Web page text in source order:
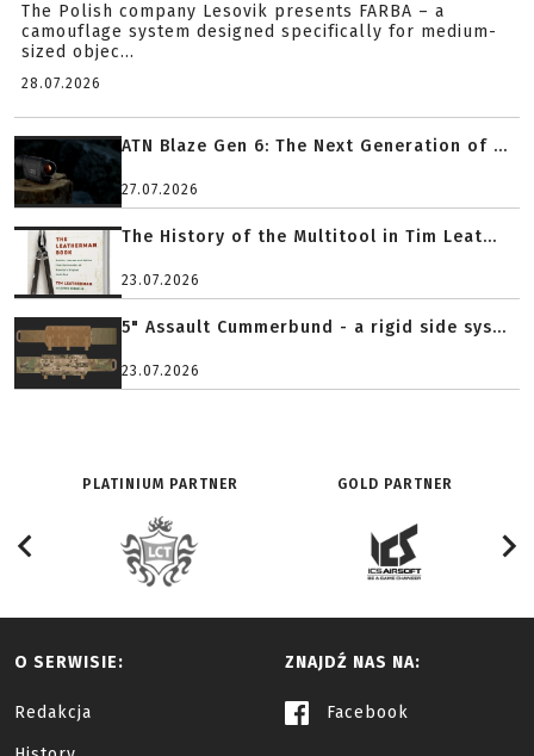
The Polish company Lesovik presents FARBA – a
camouflage system designed specifically for medium-
sized objec...
28.07.2026
ATN Blaze Gen 6: The Next Generation of ...
27.07.2026
The History of the Multitool in Tim Leat...
23.07.2026
5" Assault Cummerbund - a rigid side sys...
23.07.2026
PLATINIUM PARTNER GOLD PARTNER
O SERWISIE:
Redakcja
ZNAJDŹ NAS NA:
Facebook